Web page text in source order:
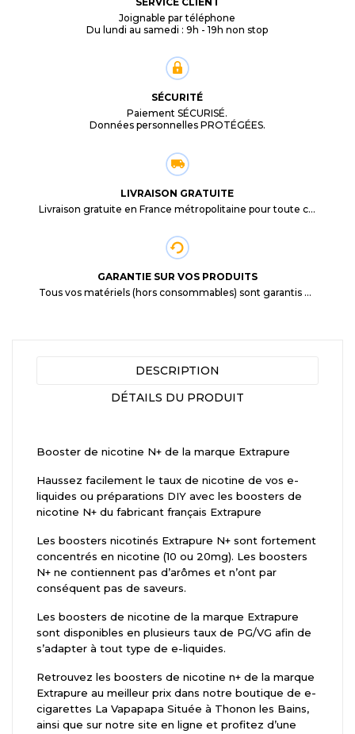
Joignable par téléphone
Du lundi au samedi : 9h - 19h non stop
SÉCURITÉ
Paiement SÉCURISÉ.
Données personnelles PROTÉGÉES.
LIVRAISON GRATUITE
Livraison gratuite en France métropolitaine pour toute commande supérieure à 29,90€.
GARANTIE SUR VOS PRODUITS
Tous vos matériels (hors consommables) sont garantis 3 mois à partir de la date d'achat
DESCRIPTION
DÉTAILS DU PRODUIT
Booster de nicotine N+ de la marque Extrapure
Haussez facilement le taux de nicotine de vos e-
liquides ou préparations DIY avec les boosters de
nicotine N+ du fabricant français Extrapure
Les boosters nicotinés Extrapure N+ sont fortement
concentrés en nicotine (10 ou 20mg). Les boosters
N+ ne contiennent pas d’arômes et n’ont par
conséquent pas de saveurs.
Les boosters de nicotine de la marque Extrapure
sont disponibles en plusieurs taux de PG/VG afin de
s’adapter à tout type de e-liquides.
Retrouvez les boosters de nicotine n+ de la marque
Extrapure au meilleur prix dans notre boutique de e-
cigarettes La Vapapapa Située à Thonon les Bains,
ainsi que sur notre site en ligne et profitez d’une